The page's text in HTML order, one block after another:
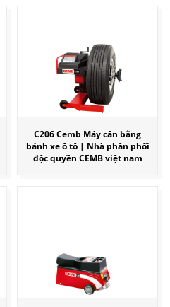
C206 Cemb Máy cân bằng
bánh xe ô tô | Nhà phân phối
độc quyền CEMB việt nam